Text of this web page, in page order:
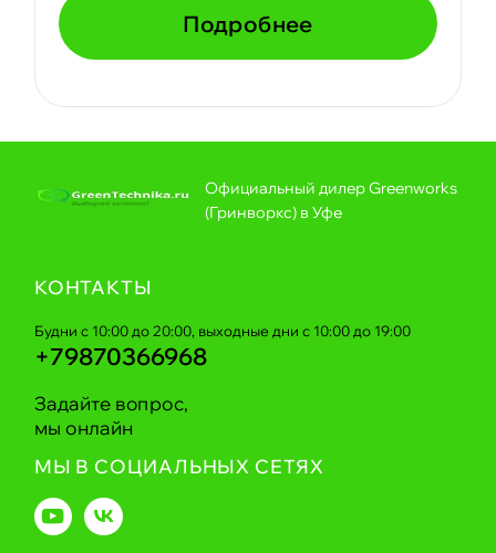
Подробнее
Официальный дилер Greenworks
(Гринворкс) в Уфе
КОНТАКТЫ
Будни с 10:00 до 20:00, выходные дни с 10:00 до 19:00
+79870366968
Задайте вопрос,
мы онлайн
МЫ В СОЦИАЛЬНЫХ СЕТЯХ